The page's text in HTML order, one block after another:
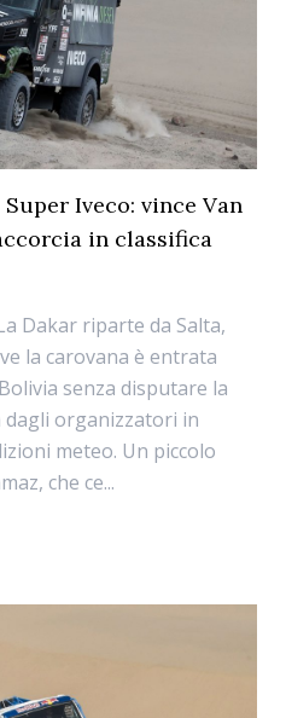
Super Iveco: vince Van
in classifica
Dakar riparte da Salta,
la carovana è entrata
senza disputare la
dagli organizzatori in
meteo. Un piccolo
che ce...